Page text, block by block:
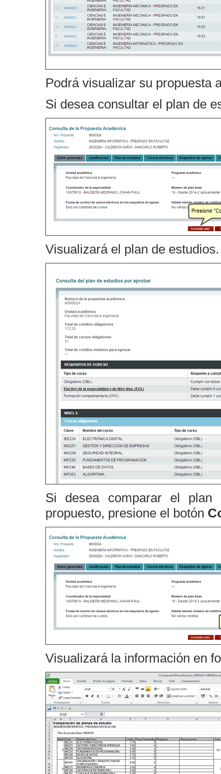
Podrá visualizar su propuesta
Si desea consultar el plan de
Visualizará el plan de estudios.
Si desea comparar el
propuesto, presione el botón
Visualizará la información en